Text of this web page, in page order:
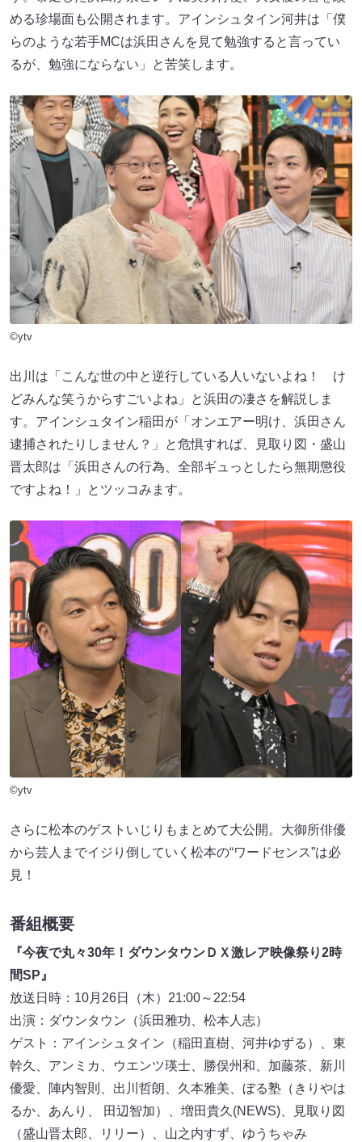
める珍場面も公開されます。アインシュタイン河井は「僕
らのような若手MCは浜田さんを見て勉強すると言ってい
るが、勉強にならない」と苦笑します。
©ytv
出川は「こんな世の中と逆行している人いないよね！ け
どみんな笑うからすごいよね」と浜田の凄さを解説しま
す。アインシュタイン稲田が「オンエアー明け、浜田さん
逮捕されたりしません？」と危惧すれば、見取り図・盛山
晋太郎は「浜田さんの行為、全部ギュっとしたら無期懲役
ですよね！」とツッコみます。
©ytv
さらに松本のゲストいじりもまとめて大公開。大御所俳優
から芸人までイジり倒していく松本の“ワードセンス”は必
見！
番組概要
『今夜で丸々30年！ダウンタウンＤＸ激レア映像祭り2時
間SP』
放送日時：10月26日（木）21:00～22:54
出演：ダウンタウン（浜田雅功、松本人志）
ゲスト：アインシュタイン（稲田直樹、河井ゆずる）、東
幹久、アンミカ、ウエンツ瑛士、勝俣州和、加藤茶、新川
優愛、陣内智則、出川哲朗、久本雅美、ぼる塾（きりやは
るか、あんり、 田辺智加）、増田貴久(NEWS)、見取り図
（盛山晋太郎、リリー）、山之内すず、ゆうちゃみ